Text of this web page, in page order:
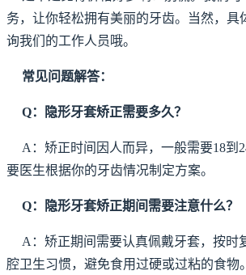
务，让你轻松拥有美丽的牙齿。当然，具
询我们的工作人员哦。
常见问题解答：
Q：隐形牙套矫正需要多久？
A：矫正时间因人而异，一般需要18到
要医生根据你的牙齿情况制定方案。
Q：隐形牙套矫正期间需要注意什么？
A：矫正期间需要认真佩戴牙套，按时
腔卫生习惯，避免食用过硬或过粘的食物。